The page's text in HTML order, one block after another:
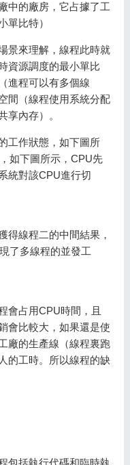
中的廠房，它占據了工
單比特）
景來理解，線程此時就
資源調度的最小單比
進程可以有多個線
間（線程使用系統分配
享內存）。
工作狀態，如下圖所
如下圖所示，CPU先
統對該CPU進行切
得線程二的中間結果，
了多線程的並發工
會占用CPU時間，且
會比較大，如果還是使
廠的生產線（線程裏跑
的工時。所以線程的缺
包括執行代碼和臨時執